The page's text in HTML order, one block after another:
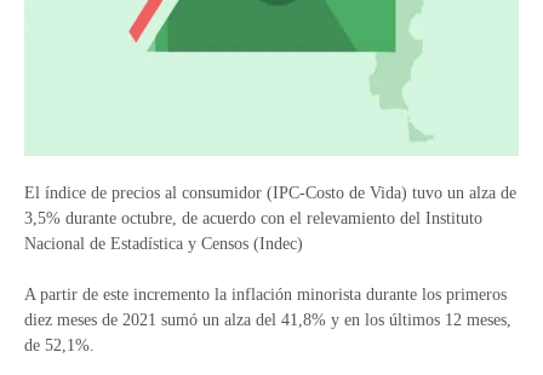
El índice de precios al consumidor (IPC-Costo de Vida) tuvo un alza de
3,5% durante octubre, de acuerdo con el relevamiento del Instituto
Nacional de Estadística y Censos (Indec)
A partir de este incremento la inflación minorista durante los primeros
diez meses de 2021 sumó un alza del 41,8% y en los últimos 12 meses,
de 52,1%.